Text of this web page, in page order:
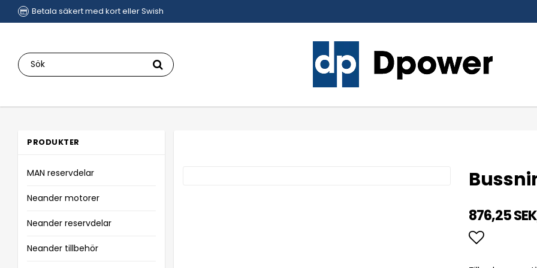
Betala säkert med kort eller Swish
PRODUKTER
MAN reservdelar
Neander motorer
Neander reservdelar
Neander tillbehör
876,25
Lägg till